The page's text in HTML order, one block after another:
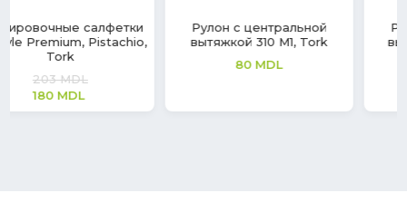
Pулон с центральной
вытяжкой 310 M1, Tork
Pулон с центральной
вытяжкой 310 M2, Tork
178